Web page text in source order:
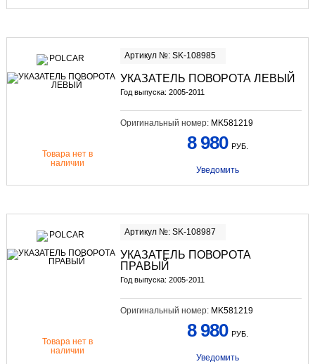
Артикул №: SK-108985
УКАЗАТЕЛЬ ПОВОРОТА ЛЕВЫЙ
Год выпуска: 2005-2011
Оригинальный номер: MK581219
Товара нет в
наличии
8 980 РУБ.
Уведомить
Артикул №: SK-108987
УКАЗАТЕЛЬ ПОВОРОТА
ПРАВЫЙ
Год выпуска: 2005-2011
Оригинальный номер: MK581219
Товара нет в
наличии
8 980 РУБ.
Уведомить